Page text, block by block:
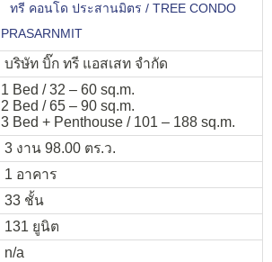
ทรี คอนโด ประสานมิตร / TREE CONDO
PRASARNMIT
บริษัท บิ๊ก ทรี แอสเสท จำกัด
1 Bed / 32 – 60 sq.m.
2 Bed / 65 – 90 sq.m.
3 Bed + Penthouse / 101 – 188 sq.m.
3 งาน 98.00 ตร.ว.
1 อาคาร
33 ชั้น
131 ยูนิต
n/a